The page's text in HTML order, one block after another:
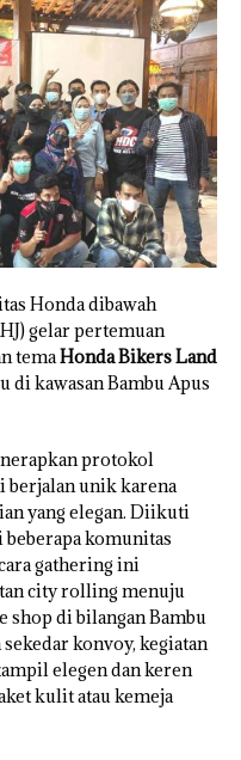
Honda dibawah
gelar pertemuan
temaHonda Bikers Land
di kawasan Bambu Apus
protokol
berjalan unik karena
yang elegan. Diikuti
beberapa komunitas
gathering ini
city rolling menuju
shop di bilangan Bambu
konvoy, kegiatan
elegen dan keren
kulit atau kemeja